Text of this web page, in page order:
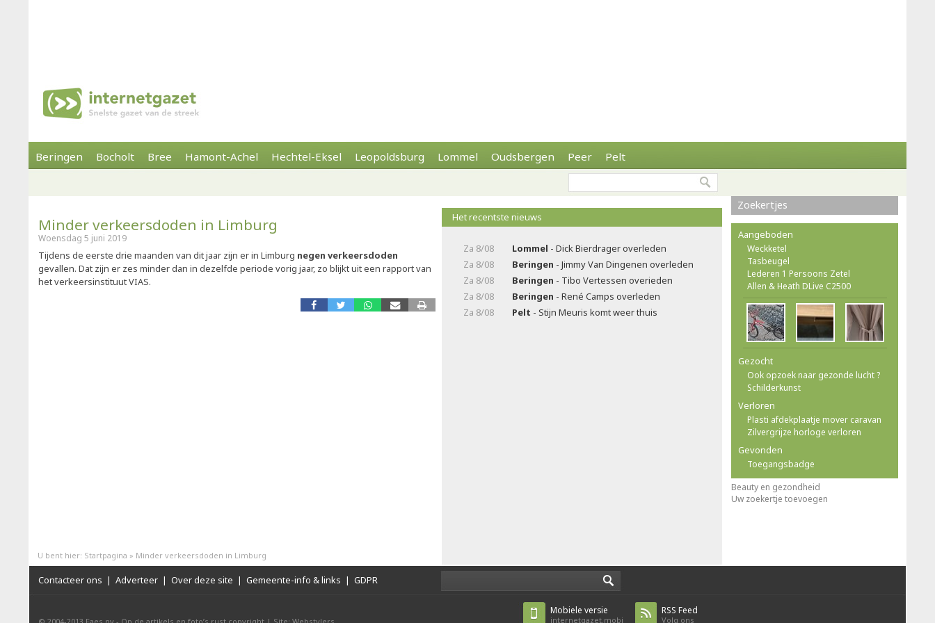
Beringen Bocholt Bree Hamont-Achel Hechtel-Eksel Leopoldsburg Lommel Oudsbergen Peer Pelt
Minder verkeersdoden in Limburg
Woensdag 5 juni 2019
Tijdens de eerste drie maanden van dit jaar zijn er in Limburg negen verkeersdoden
gevallen. Dat zijn er zes minder dan in dezelfde periode vorig jaar, zo blijkt uit een rapport van
het verkeersinstituut VIAS.
Het recentste nieuws
Za 8/08 Lommel - Dick Bierdrager overleden
Za 8/08
Beringen - Jimmy Van Dingenen overleden
Za 8/08
Beringen - Tibo Vertessen overieden
Za 8/08
Beringen - René Camps overleden
Za 8/08
Pelt - Stijn Meuris komt weer thuis
Zoekertjes
Aangeboden
Weckketel
Tasbeugel
Lederen 1 Persoons Zetel
Allen & Heath DLive C2500
Gezocht
Ook opzoek naar gezonde lucht ?
Schilderkunst
Verloren
Plasti afdekplaatje mover caravan
Zilvergrijze horloge verloren
Gevonden
Toegangsbadge
Beauty en gezondheid
Uw zoekertje toevoegen
U bent hier: Startpagina » Minder verkeersdoden in Limburg
Contacteer ons | Adverteer | Over deze site | Gemeente-info & links | GDPR
RSS Feed
Volg ons
Mobiele versie
internetgazet.mobi